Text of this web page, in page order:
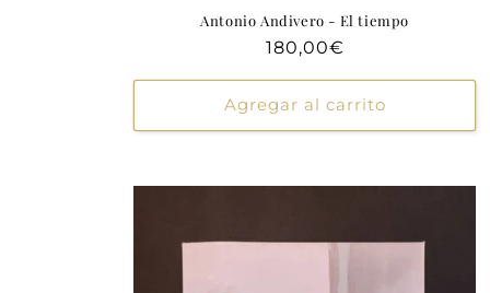
Antonio Andivero - El tiempo
Precio
180,00€
Agregar al carrito